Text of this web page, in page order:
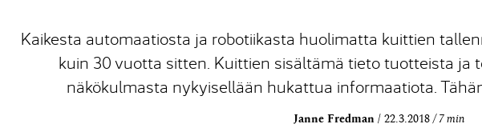
Kaikesta automaatiosta ja robotiikasta huolimatta kuittien
kuin 30 vuotta sitten. Kuittien sisältämä tieto tuotteista ja
näkökulmasta nykyisellään hukattua informaatiota.
Janne Fredman 22.3.2018 7 min